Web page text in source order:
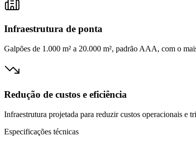
Infraestrutura de ponta
Galpões de 1.000 m² a 20.000 m², padrão AAA, com o
Redução de custos e eficiência
Infraestrutura projetada para reduzir custos operacionais e
Especificações técnicas